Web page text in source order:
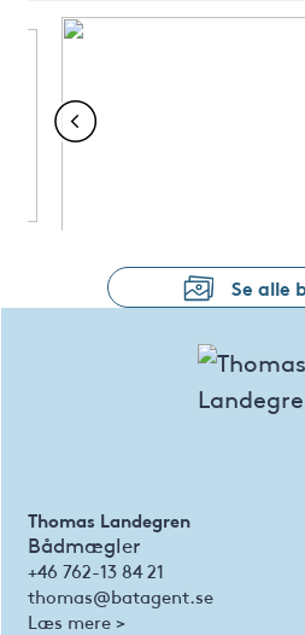
Se alle
Thomas Landegren
Bådmægler
+46 762-13 84 21
thomas@batagent.se
Læs mere >